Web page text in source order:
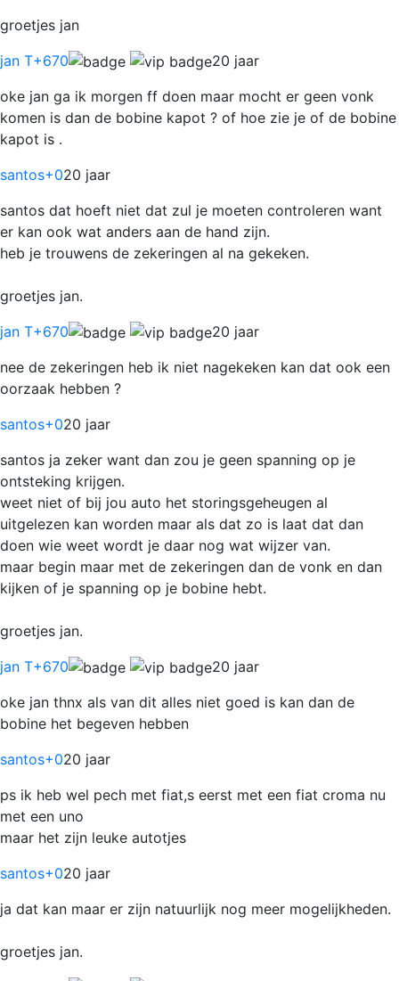
groetjes jan
jan T+670
20 jaar
oke jan ga ik morgen ff doen maar mocht er geen vonk
komen is dan de bobine kapot ? of hoe zie je of de bobine
kapot is .
santos+020 jaar
santos dat hoeft niet dat zul je moeten controleren want
er kan ook wat anders aan de hand zijn.
heb je trouwens de zekeringen al na gekeken.
groetjes jan.
jan T+670
20 jaar
nee de zekeringen heb ik niet nagekeken kan dat ook een
oorzaak hebben ?
santos+020 jaar
santos ja zeker want dan zou je geen spanning op je
ontsteking krijgen.
weet niet of bij jou auto het storingsgeheugen al
uitgelezen kan worden maar als dat zo is laat dat dan
doen wie weet wordt je daar nog wat wijzer van.
maar begin maar met de zekeringen dan de vonk en dan
kijken of je spanning op je bobine hebt.
groetjes jan.
jan T+670
20 jaar
oke jan thnx als van dit alles niet goed is kan dan de
bobine het begeven hebben
santos+020 jaar
ps ik heb wel pech met fiat,s eerst met een fiat croma nu
met een uno
maar het zijn leuke autotjes
santos+020 jaar
ja dat kan maar er zijn natuurlijk nog meer mogelijkheden.
groetjes jan.